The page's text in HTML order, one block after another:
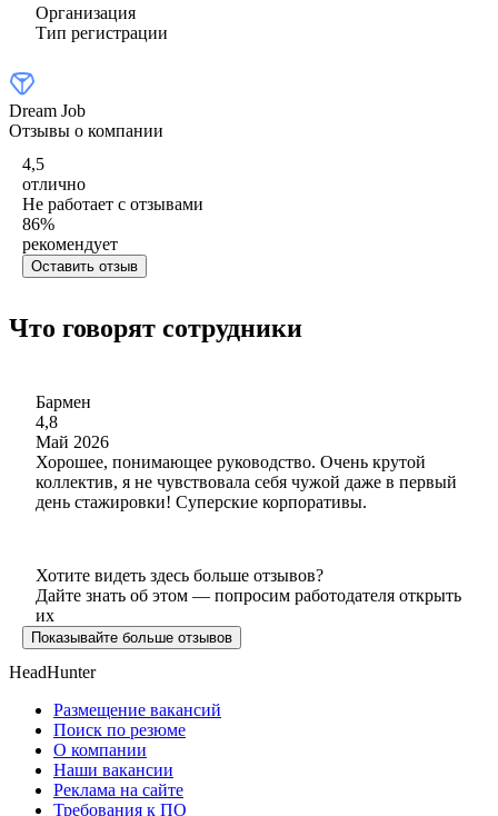
Организация
Тип регистрации
Dream Job
Отзывы о компании
4,5
отлично
Не работает с отзывами
86%
рекомендует
Оставить отзыв
Что говорят сотрудники
Бармен
4,8
Май 2026
Хорошее, понимающее руководство. Очень крутой
коллектив, я не чувствовала себя чужой даже в первый
день стажировки! Суперские корпоративы.
Хотите видеть здесь больше отзывов?
Дайте знать об этом — попросим работодателя открыть
их
Показывайте больше отзывов
HeadHunter
Размещение вакансий
Поиск по резюме
О компании
Наши вакансии
Реклама на сайте
Требования к ПО